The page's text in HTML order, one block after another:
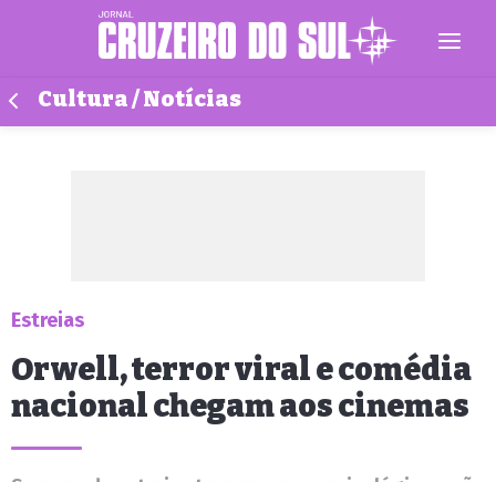
Cultura / Notícias
Estreias
Orwell, terror viral e comédia
nacional chegam aos cinemas